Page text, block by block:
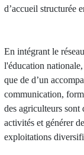
d’accueil structurée
En intégrant le
l'éducation
que de d’un
communication,
des agriculteurs sont
activités et générer
exploitations